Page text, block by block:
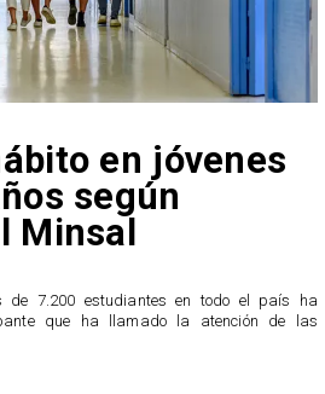
en jóvenes
según
Minsal
de 7.200 estudiantes en todo el país ha
que ha llamado la atención de las